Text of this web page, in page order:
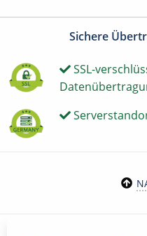
Sichere
SSL-